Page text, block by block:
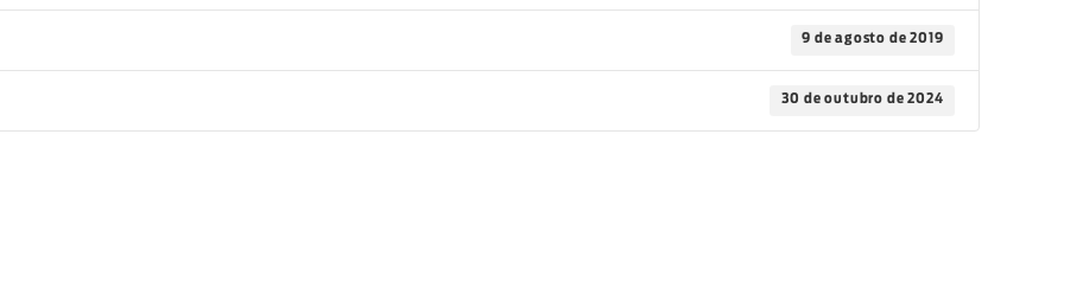
9 de agosto de 2019
30 de outubro de 2024